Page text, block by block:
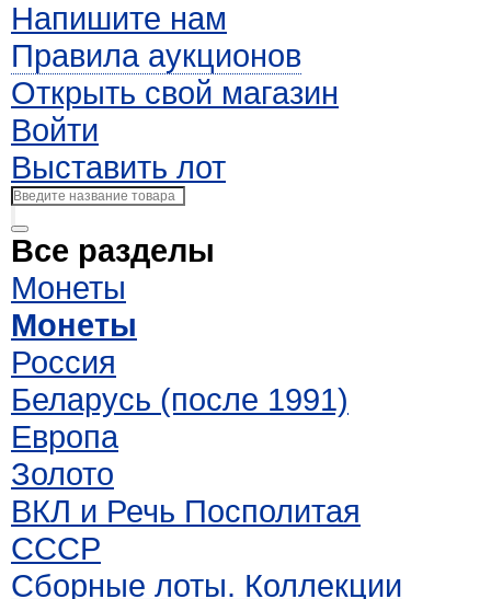
Напишите нам
Правила аукционов
Открыть свой магазин
Войти
Выставить лот
Все разделы
Монеты
Монеты
Россия
Беларусь (после 1991)
Европа
Золото
ВКЛ и Речь Посполитая
СССР
Сборные лоты. Коллекции